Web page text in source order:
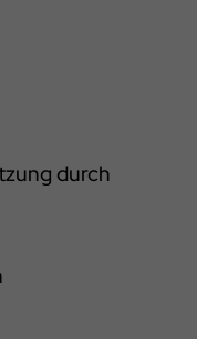
durch